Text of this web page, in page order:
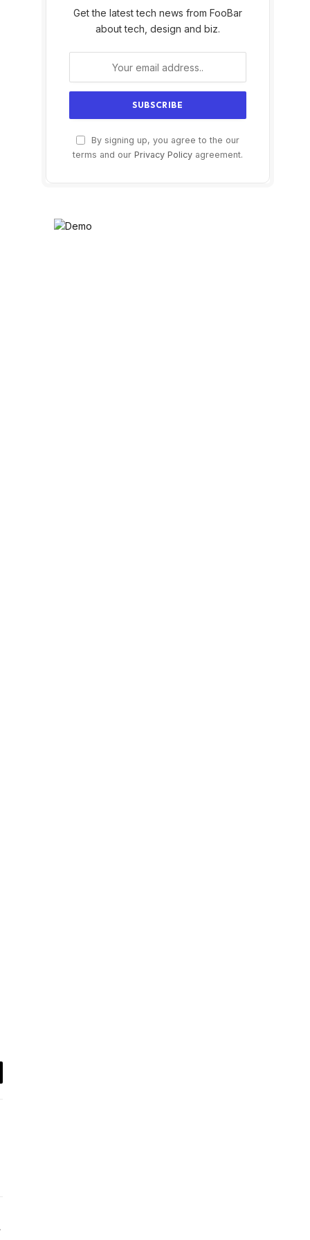
Website
Get the latest tech news from FooBar
about tech, design and biz.
By signing up, you agree to the our
terms and our Privacy Policy agreement.